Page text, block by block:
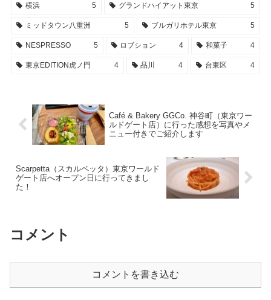
横浜 5 グランドハイアット東京 5
ミッドタウン八重洲 5 ブルガリホテル東京 5
NESPRESSO 5 ロブション 4 和菓子 4
東京EDITION虎ノ門 4 品川 4 台東区 4
Café & Bakery GGCo. 神谷町（東京ワー
ルドゲート店）に行った感想を写真やメ
ニュー付きでご紹介します
Scarpetta（スカルペッタ）東京ワールド
ゲート店へオープン日に行ってきまし
た！
コメント
コメントを書き込む